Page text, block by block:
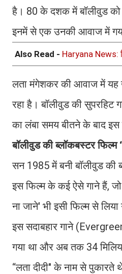
है। 80 के दशक में बॉलीवुड को
इनमें से एक उनकी आवाज में
Also Read - Haryana News:
लता मंगेशकर की आवाज में यह
रहा है। बॉलीवुड की
का लंबा समय बीतने के बाद इस
बॉलीवुड की ब्लॉकबस्टर फिल्म
सन 1985 में बनी बॉलीवुड की
इस फिल्म के कई ऐसे गाने हैं, जो
ना जाने' भी इसी फिल्म से
इस सदाबहार गाने
गया था और अब तक 34
“लता दीदी" के नाम से पुकारते